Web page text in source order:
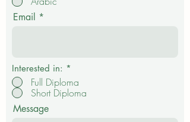
Email
Interested in: *
Full Diploma
Short Diploma
Message